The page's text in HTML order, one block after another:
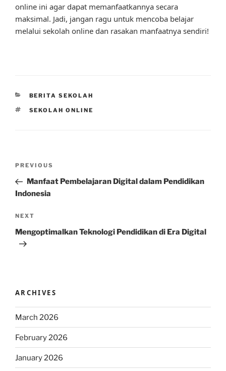
online ini agar dapat memanfaatkannya secara
maksimal. Jadi, jangan ragu untuk mencoba belajar
melalui sekolah online dan rasakan manfaatnya sendiri!
CATEGORIES
BERITA SEKOLAH
TAGS
SEKOLAH ONLINE
Previous
Post
PREVIOUS
Manfaat Pembelajaran Digital dalam Pendidikan
Indonesia
Next
Post
NEXT
Mengoptimalkan Teknologi Pendidikan di Era Digital
ARCHIVES
March 2026
February 2026
January 2026